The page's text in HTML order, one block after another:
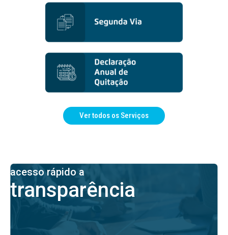
Ver todos os Serviços
acesso rápido a
transparência